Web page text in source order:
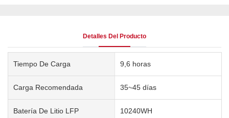
Detalles Del Producto
Tiempo De Carga 9,6 horas
Carga Recomendada 35~45 días
Batería De Litio LFP 10240WH